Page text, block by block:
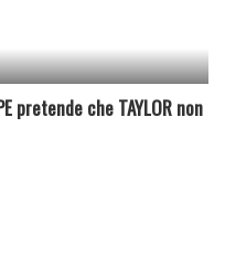
pretende che TAYLOR non